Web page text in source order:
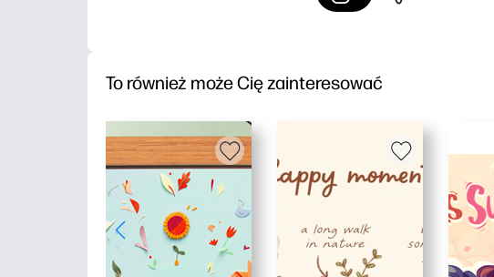
To również może Cię zainteresować